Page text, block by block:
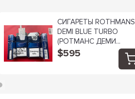
СИГАРЕТЫ ROTHMANS
DEMI BLUE TURBO
(РОТМАНС ДЕМИ...
$595